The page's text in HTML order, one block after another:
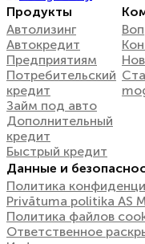
Продукты
Автолизинг
Автокредит
Предприятиям
Потребительский
кредит
Займ под авто
Дополнительный
кредит
Быстрый кредит
Данные и
Политика
Privātuma politika AS
Политика файлов
Ответственное